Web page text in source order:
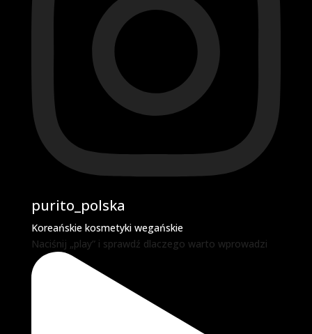
purito_polska
Koreańskie kosmetyki wegańskie
Naciśnij „play” i sprawdź dlaczego warto wprowadzi